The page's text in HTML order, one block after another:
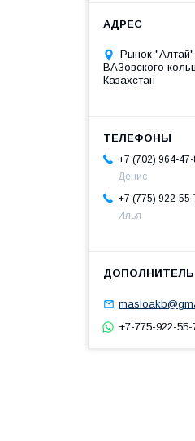
Рынок
ВАЗовского
Казахстан
+7 (702) 964-47-
Денис
+7 (775) 922-
Илья
+7-775-922-55-